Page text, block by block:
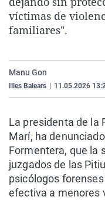
víctimas de
familiares".
Manu Gon
Illes Balears 11.05.2026
La presidenta de la
Marí, ha
Formentera, que la
juzgados de las
psicólogos
efectiva a menores